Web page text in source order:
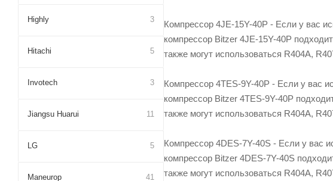
Компрессор 4JE-15Y-40P - Если у вас
компрессор Bitzer 4JE-15Y-40P
также могут использоваться R404A,
Компрессор 4TES-9Y-40P - Если у вас
компрессор Bitzer 4TES-9Y-40P
также могут использоваться R404A,
Компрессор 4DES-7Y-40S - Если у вас
компрессор Bitzer 4DES-7Y-40S
также могут использоваться R404A,
Highly 3
Hitachi 5
Invotech 3
Jiangsu Huarui 11
LG 5
Maneurop 41